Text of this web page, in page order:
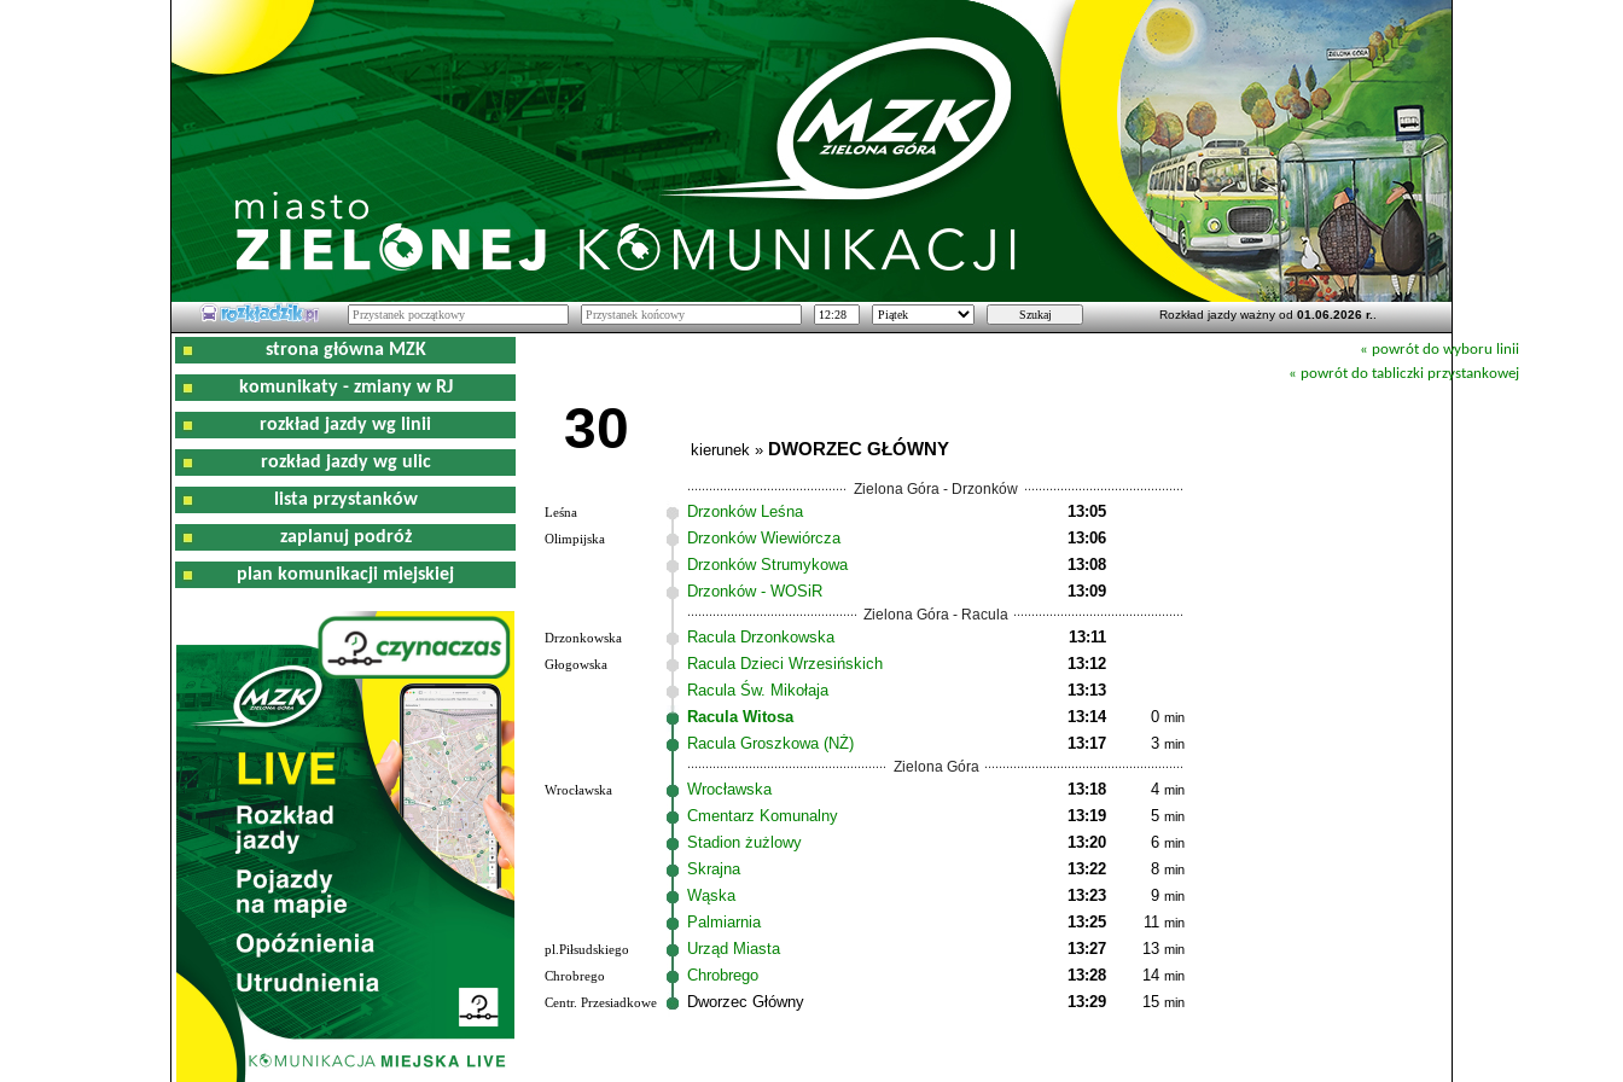
Rozkład jazdy ważny od01.06.2026 r..
strona główna MZK
komunikaty - zmiany w RJ
rozkład jazdy wg linii
rozkład jazdy wg ulic
lista przystanków
zaplanuj podróż
plan komunikacji miejskiej
« powrót do wyboru linii
« powrót do tabliczki przystankowej
30 kierunek » DWORZEC GŁÓWNY
Zielona Góra - Drzonków
Leśna Drzonków Leśna 13:05
Olimpijska Drzonków Wiewiórcza
13:06
Drzonków Strumykowa
13:08
Drzonków - WOSiR
13:09
Zielona Góra - Racula
Drzonkowska Racula Drzonkowska 13:11
Głogowska Racula Dzieci Wrzesińskich
13:12
Racula Św. Mikołaja
13:13
Racula Witosa
13:14 0 min
Racula Groszkowa (NŻ) 13:17 3 min
Zielona Góra
Wrocławska Wrocławska 13:18 4 min
Cmentarz Komunalny 13:19 5 min
Stadion żużlowy 13:20 6 min
Skrajna 13:22 8 min
Wąska 13:23 9 min
Palmiarnia 13:25 11 min
pl.Piłsudskiego
Urząd Miasta 13:27 13 min
Chrobrego
Chrobrego 13:28 14 min
Centr. Przesiadkowe
Dworzec Główny 13:29 15 min